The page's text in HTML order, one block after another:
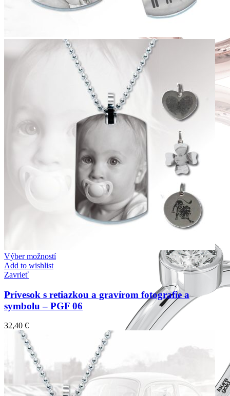
Zásnubné prstne z kolekcie Forever.
Výber možností
Add to wishlist
Zavrieť
Prívesok s retiazkou a gravírom fotografie a
symbolu – PGF 06
32,40 €